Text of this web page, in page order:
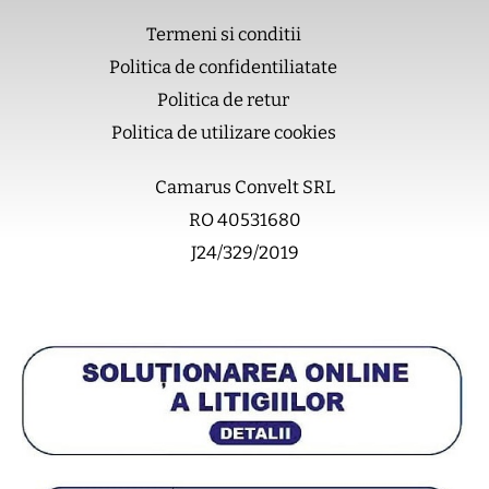
o
o
k
k
b
e
Termeni si conditii
Politica de confidentiliatate
Politica de retur
Politica de utilizare cookies
Camarus Convelt SRL
RO 40531680
J24/329/2019